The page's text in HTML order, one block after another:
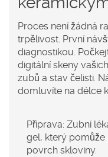
Proces není žádná
trpělivost. První
diagnostikou.
digitální skeny
zubů a stav čelisti.
domluvíte na délce
Příprava: Zubní
gel, který
povrch skloviny.